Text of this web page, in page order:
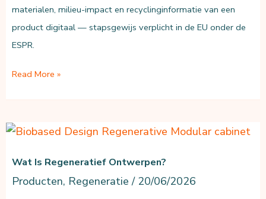
materialen, milieu-impact en recyclinginformatie van een
product digitaal — stapsgewijs verplicht in de EU onder de
ESPR.
Wat
Digital
Passport
(DPP)?
Read More »
Wat Is Regeneratief Ontwerpen?
Producten, Regeneratie / 20/06/2026